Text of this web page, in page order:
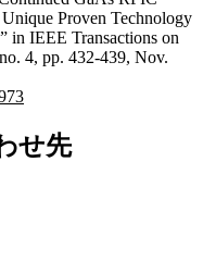
Proven Technology
in IEEE Transactions on
4, pp. 432-439, Nov.
せ先